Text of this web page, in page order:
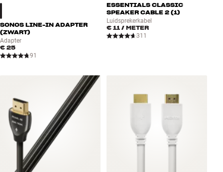
SONOS LINE-IN ADAPTER
(ZWART)
Adapter
€ 25
91
ESSENTIALS CLASSIC
SPEAKER CABLE 2 (1)
Luidsprekerkabel
€ 11 / METER
311